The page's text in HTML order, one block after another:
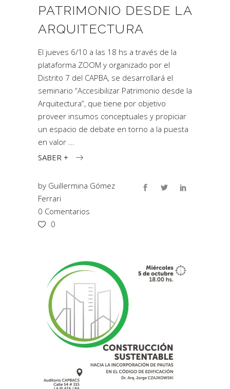
PATRIMONIO DESDE LA
ARQUITECTURA
El jueves 6/10 a las 18 hs a través de la
plataforma ZOOM y organizado por el
Distrito 7 del CAPBA, se desarrollará el
seminario “Accesibilizar Patrimonio desde la
Arquitectura”, que tiene por objetivo
proveer insumos conceptuales y propiciar
un espacio de debate en torno a la puesta
en valor
SABER +
by Guillermina Gómez
Ferrari
0 Comentarios
0